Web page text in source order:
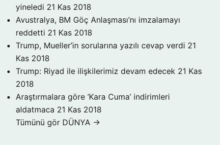
yineledi 21 Kas 2018
Avustralya, BM Göç Anlaşması’nı imzalamayı
reddetti 21 Kas 2018
Trump, Mueller’in sorularına yazılı cevap verdi 21
Kas 2018
Trump: Riyad ile ilişkilerimiz devam edecek 21 Kas
2018
Araştırmalara göre ‘Kara Cuma’ indirimleri
aldatmaca 21 Kas 2018
Tümünü gör DÜNYA →